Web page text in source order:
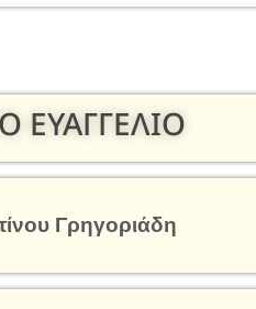
ΕΥΑΓΓΕΛΙΟ
Γρηγοριάδη